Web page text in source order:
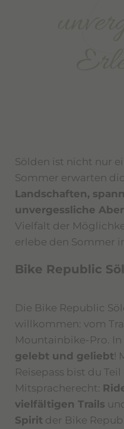
Sölden ist nicht nur
Sommer erwarten
Landschaften,
unvergessliche
Vielfalt der
erlebe den Sommer
Bike Republic
Die Bike Republic
willkommen: vom
Mountainbike-Pro.
gelebt und geliebt!
Reisepass bist du
Mitspracherecht:
vielfältigen Trails
Spirit der Bike